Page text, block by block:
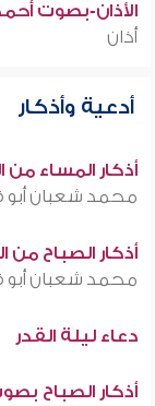
الأذان-بصوت
أذان
أدعية وأذكار
أذكار المساء من
محمد شعبان أبو
أذكار الصباح من
محمد شعبان أبو
دعاء ليلة القدر
أذكار الصباح